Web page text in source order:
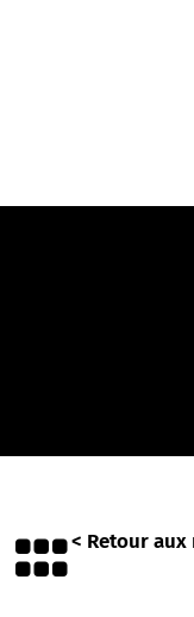
< Retour aux